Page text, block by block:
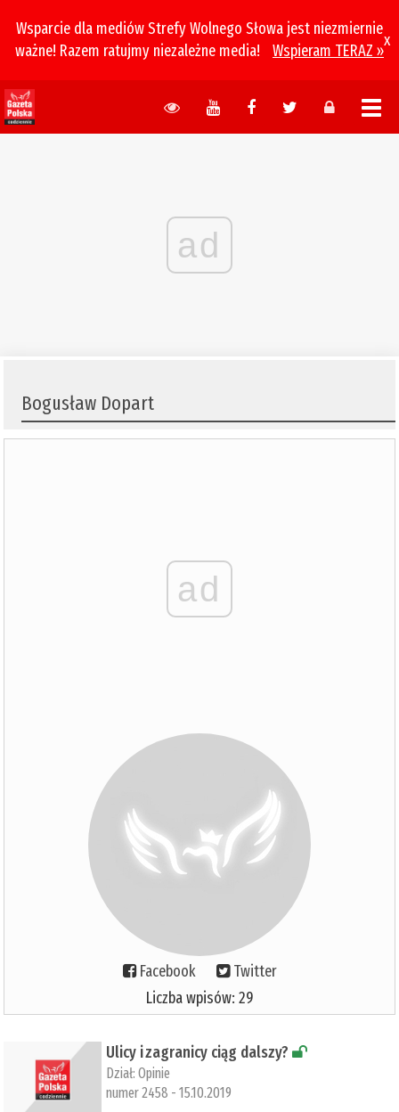
Wsparcie dla mediów Strefy Wolnego Słowa jest niezmiernie
ważne! Razem ratujmy niezależne media!
Wspieram TERAZ »
x
ad
Bogusław Dopart
ad
Facebook
Twitter
Liczba wpisów: 29
​Ulicy i zagranicy ciąg dalszy?
Dział:Opinie
numer 2458 - 15.10.2019